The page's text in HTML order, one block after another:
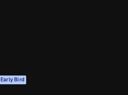
Early Bird